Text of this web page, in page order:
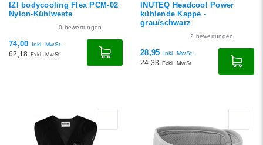
IZI bodycooling Flex PCM-02
Nylon-Kühlweste
0 bewertungen
74,00 Inkl. MwSt.
62,18 Exkl. MwSt.
INUTEQ Headcool Power
kühlende Kappe -
grau/schwarz
2 bewertungen
28,95 Inkl. MwSt.
24,33 Exkl. MwSt.